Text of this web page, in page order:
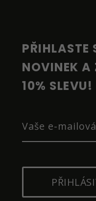
PŘIHLASTE
NOVINEK A
10% SLEVU!